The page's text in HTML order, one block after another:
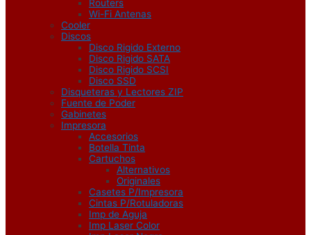
Routers
Wi-Fi Antenas
Cooler
Discos
Disco Rigido Externo
Disco Rigido SATA
Disco Rigido SCSI
Disco SSD
Disqueteras y Lectores ZIP
Fuente de Poder
Gabinetes
Impresora
Accesorios
Botella Tinta
Cartuchos
Alternativos
Originales
Casetes P/Impresora
Cintas P/Rotuladoras
Imp de Aguja
Imp Laser Color